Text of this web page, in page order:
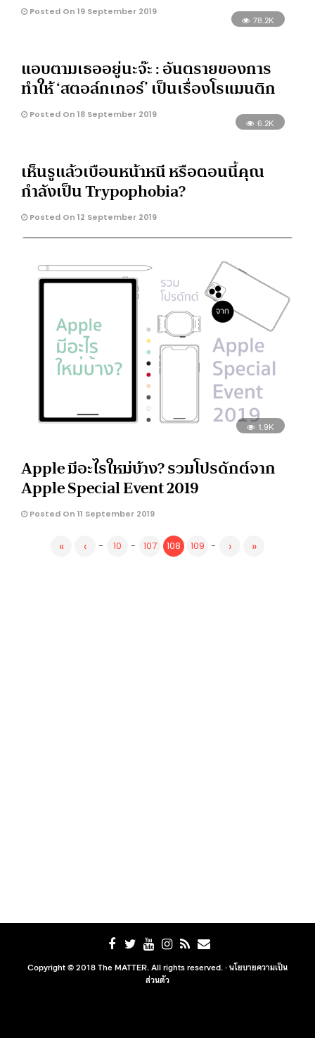
Posted On 19 September 2019
78.2K
แอบตามเธออยู่นะจ๊ะ : อันตรายของการ
ทำให้ ‘สตอล์กเกอร์’ เป็นเรื่องโรแมนติก
Posted On 18 September 2019
6.2K
เห็นรูแล้วเบือนหน้าหนี หรือตอนนี้คุณ
กำลังเป็น Trypophobia?
Posted On 12 September 2019
1.9K
Apple มีอะไรใหม่บ้าง? รวมโปรดักต์จาก
Apple Special Event 2019
Posted On 11 September 2019
« ‹ - 10 - 107 108 109 - › »
Copyright © 2018 The MATTER. All rights reserved. ·นโยบายความเป็น
ส่วนตัว